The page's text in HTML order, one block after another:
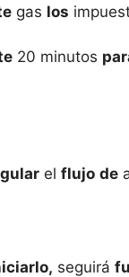
gas los
20 minutos
el flujo de
seguirá